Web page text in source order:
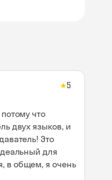
★5
что
двух языков, и
Это
для
в общем, я очень